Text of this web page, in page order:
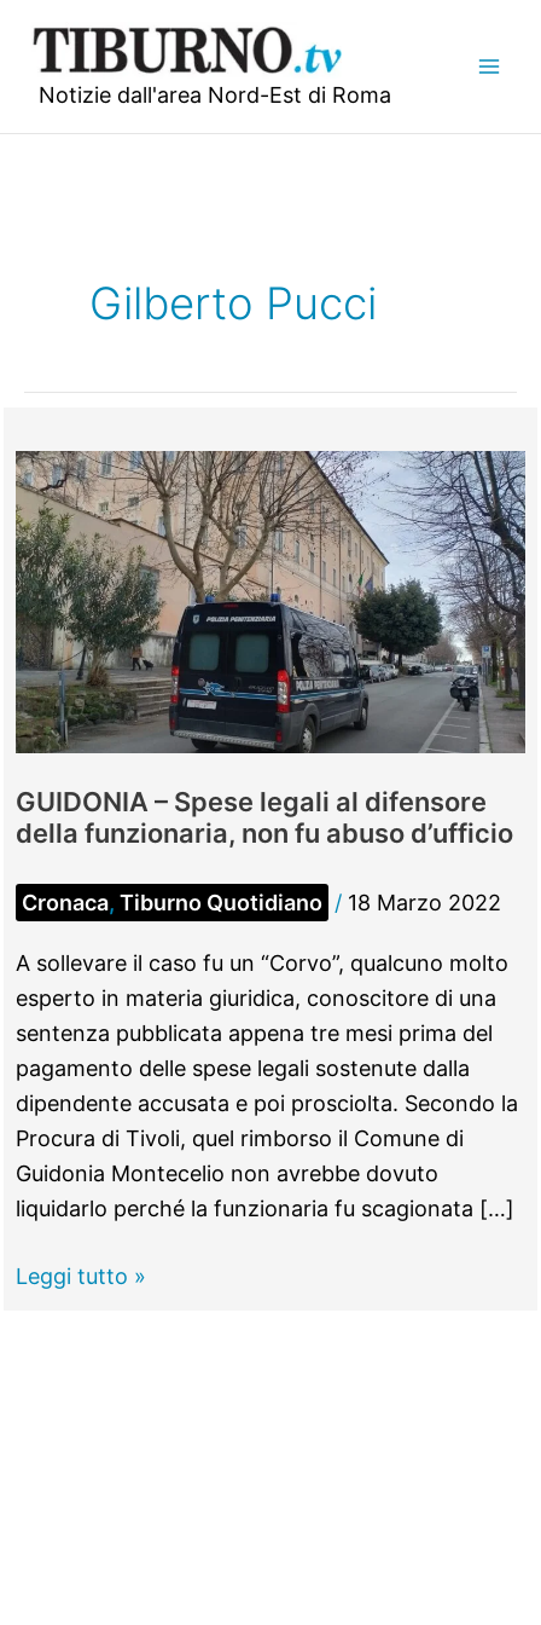
contenuto
Notizie dall'area Nord-Est di Roma
Gilberto Pucci
GUIDONIA – Spese legali al difensore
della funzionaria, non fu abuso d’ufficio
Cronaca, Tiburno Quotidiano / 18 Marzo 2022
A sollevare il caso fu un “Corvo”, qualcuno molto
esperto in materia giuridica, conoscitore di una
sentenza pubblicata appena tre mesi prima del
pagamento delle spese legali sostenute dalla
dipendente accusata e poi prosciolta. Secondo la
Procura di Tivoli, quel rimborso il Comune di
Guidonia Montecelio non avrebbe dovuto
liquidarlo perché la funzionaria fu scagionata […]
GUIDONIA
Leggi tutto »